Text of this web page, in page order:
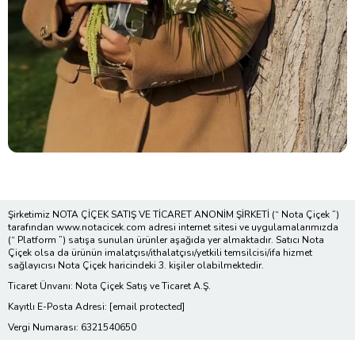
Şirketimiz NOTA ÇİÇEK SATIŞ VE TİCARET ANONİM ŞİRKETİ (“ Nota Çiçek ”)
tarafından www.notacicek.com adresi internet sitesi ve uygulamalarımızda
(“ Platform ”) satışa sunulan ürünler aşağıda yer almaktadır. Satıcı Nota
Çiçek olsa da ürünün imalatçısı/ithalatçısı/yetkili temsilcisi/ifa hizmet
sağlayıcısı Nota Çiçek haricindeki 3. kişiler olabilmektedir.
Ticaret Ünvanı: Nota Çiçek Satış ve Ticaret A.Ş.
Kayıtlı E-Posta Adresi: [email protected]
Vergi Numarası: 6321540650